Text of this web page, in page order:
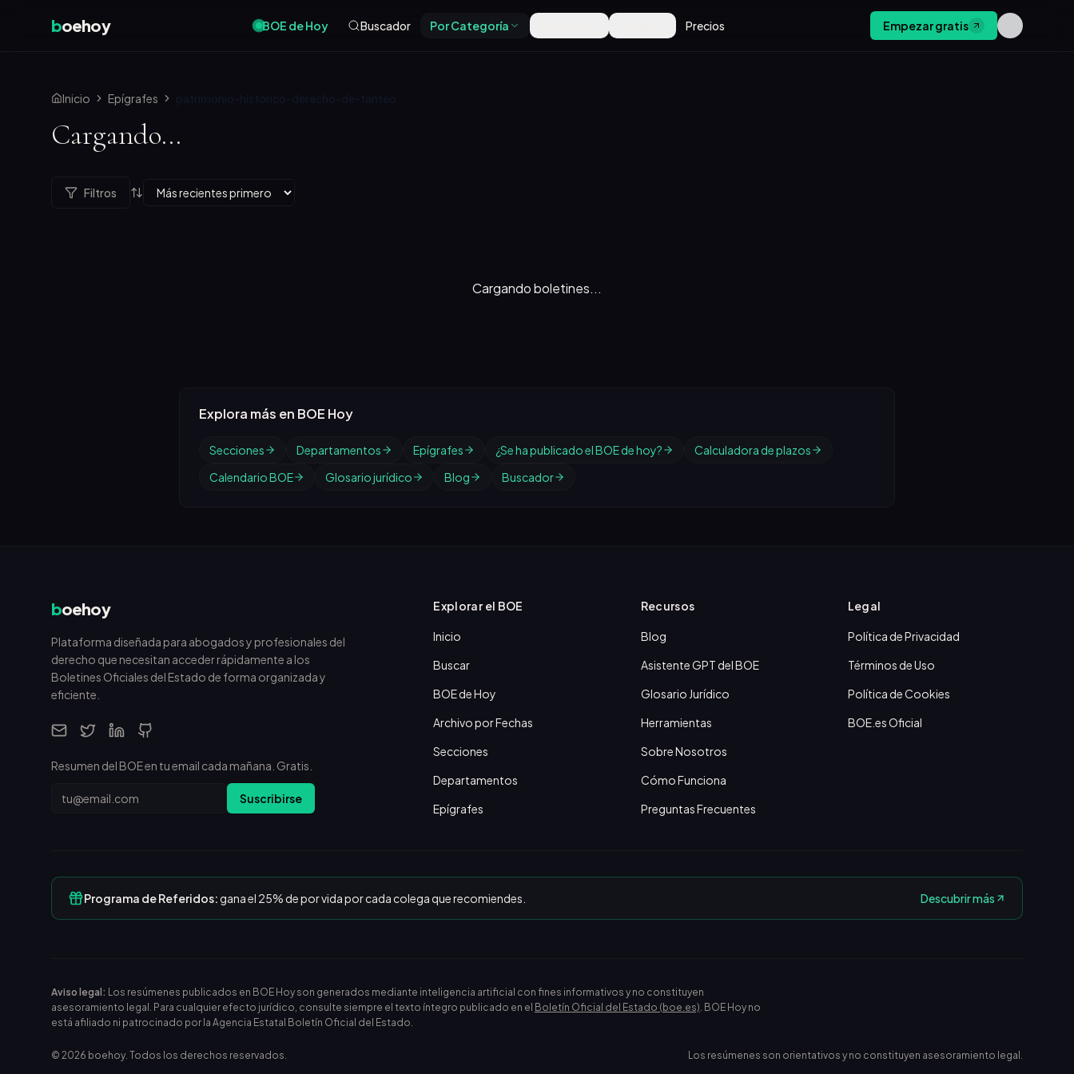
boehoy BOE de Hoy Buscador Por Categoría Precios Empezar gratis
Inicio Epígrafes patrimonio-historico-derecho-de-tanteo
Cargando...
Filtros
Cargando boletines...
Explora más en BOE Hoy
Secciones Departamentos Epígrafes ¿Se ha publicado el BOE de hoy?
Calculadora de plazos
Calendario BOE
Glosario jurídico Blog Buscador
boehoy
Plataforma diseñada para abogados y profesionales del
derecho que necesitan acceder rápidamente a los
Boletines Oficiales del Estado de forma organizada y
eficiente.
Resumen del BOE en tu email cada mañana. Gratis.
Email Suscribirse
Explorar el BOE
Inicio
Buscar
BOE de Hoy
Archivo por Fechas
Secciones
Departamentos
Epígrafes
Recursos
Blog
Asistente GPT del BOE
Glosario Jurídico
Herramientas
Sobre Nosotros
Cómo Funciona
Preguntas Frecuentes
Legal
Política de Privacidad
Términos de Uso
Política de Cookies
BOE.es Oficial
Programa de Referidos:gana el 25% de por vida por cada colega que recomiendes. Descubrir más
Aviso legal: Los resúmenes publicados en BOE Hoy son generados mediante inteligencia artificial con fines informativos y no constituyen
asesoramiento legal. Para cualquier efecto jurídico, consulte siempre el texto íntegro publicado en el Boletín Oficial del Estado (boe.es). BOE Hoy no
está afiliado ni patrocinado por la Agencia Estatal Boletín Oficial del Estado.
© 2026 boehoy. Todos los derechos reservados. Los resúmenes son orientativos y no constituyen asesoramiento legal.